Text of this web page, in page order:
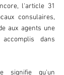
l'article 31
consulaires,
aux agents une
dans
signifie qu'un